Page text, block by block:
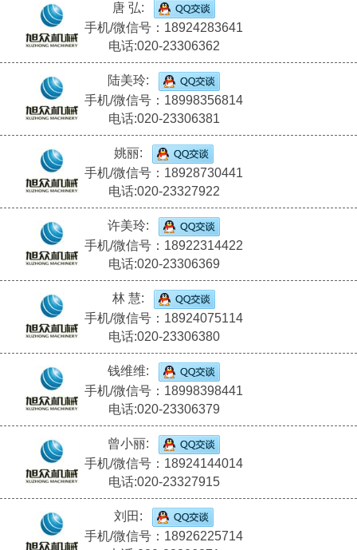
唐 弘:
手机/微信号：18924283641
电话:020-23306362
陆美玲:
手机/微信号：18998356814
电话:020-23306381
姚丽:
手机/微信号：18928730441
电话:020-23327922
许美玲:
手机/微信号：18922314422
电话:020-23306369
林 慧:
手机/微信号：18924075114
电话:020-23306380
钱维维:
手机/微信号：18998398441
电话:020-23306379
曾小丽:
手机/微信号：18924144014
电话:020-23327915
刘田:
手机/微信号：18926225714